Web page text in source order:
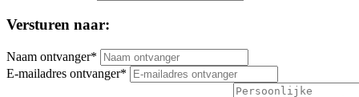
Versturen naar:
Naam ontvanger*
E-mailadres ontvanger*